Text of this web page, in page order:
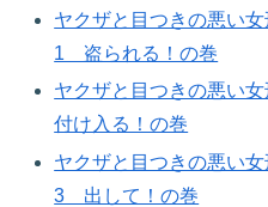
ヤクザと目つきの悪い
1 盗られる！の巻​
ヤクザと目つきの悪い
付け入る！の巻​
ヤクザと目つきの悪い
3 出して！の巻​